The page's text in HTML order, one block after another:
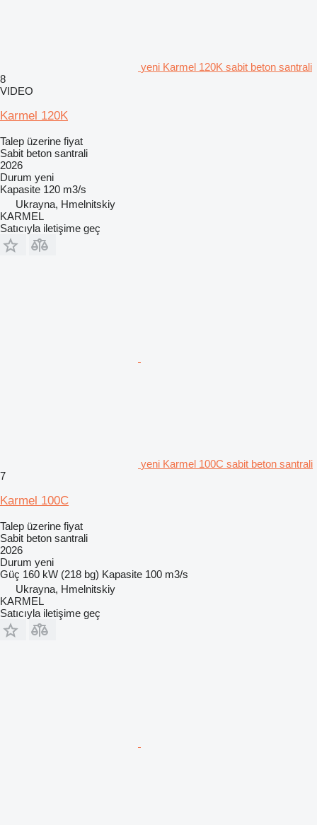
yeni Karmel 120K sabit beton santrali
8
VIDEO
Karmel 120K
Talep üzerine fiyat
Sabit beton santrali
2026
Durum yeni
Kapasite 120 m3/s
Ukrayna, Hmelnitskiy
KARMEL
Satıcıyla iletişime geç
yeni Karmel 100C sabit beton santrali
7
Karmel 100C
Talep üzerine fiyat
Sabit beton santrali
2026
Durum yeni
Güç 160 kW (218 bg) Kapasite 100 m3/s
Ukrayna, Hmelnitskiy
KARMEL
Satıcıyla iletişime geç